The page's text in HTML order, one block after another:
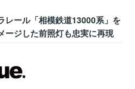
レール「相模鉄道13000系」を
ージした前照灯も忠実に再現